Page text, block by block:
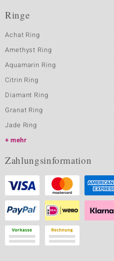
Ringe
Achat Ring
Amethyst Ring
Aquamarin Ring
Citrin Ring
Diamant Ring
Granat Ring
Jade Ring
mehr
Zahlungsinformation